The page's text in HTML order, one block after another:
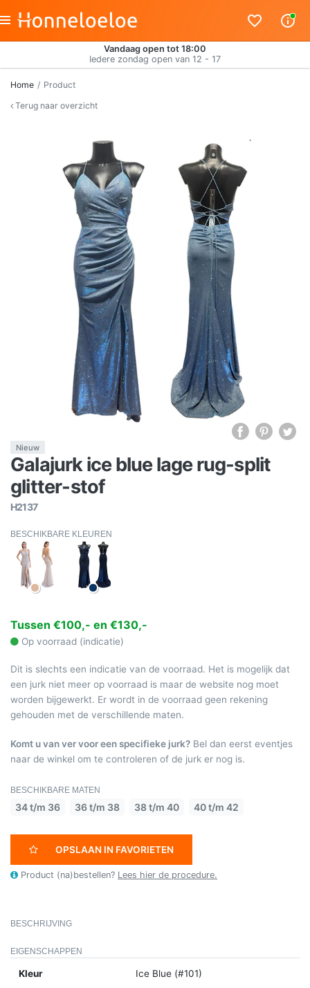
Vandaag open tot 18:00
Iedere zondag open van 12 - 17
Home
Product
Terug naar overzicht
Nieuw
Galajurk ice blue lage rug-split
glitter-stof
H2137
BESCHIKBARE KLEUREN
Tussen €100,- en €130,-
Op voorraad (indicatie)
Dit is slechts een indicatie van de voorraad. Het is mogelijk dat
een jurk niet meer op voorraad is maar de website nog moet
worden bijgewerkt. Er wordt in de voorraad geen rekening
gehouden met de verschillende maten.
Komt u van ver voor een specifieke jurk? Bel dan eerst eventjes
naar de winkel om te controleren of de jurk er nog is.
BESCHIKBARE MATEN
34 t/m 36 36 t/m 38 38 t/m 40 40 t/m 42
OPSLAAN IN FAVORIETEN
Product (na)bestellen? Lees hier de procedure.
BESCHRIJVING
EIGENSCHAPPEN
Kleur Ice Blue (#101)